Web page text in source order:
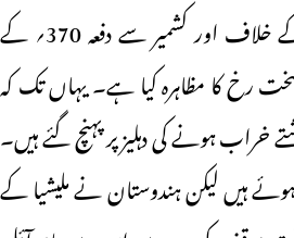
ملیشیا نے تو اس قانون کے خلاف اور کشمیر سے دفعہ 370؍ کے
رخ کا مظاہرہ کیا ہے۔ یہاں تک کہ
ہونے کی دہلیز پر پہنچ گئے ہیں۔
ہیں لیکن ہندوستان نے ملیشیا کے